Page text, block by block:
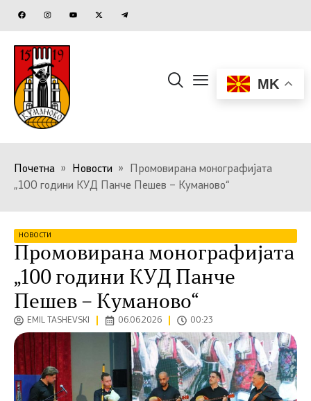
MK
Почетна » Новости »
Промовирана монографијата
„100 години КУД Панче Пешев – Куманово“
НОВОСТИ
Промовирана монографијата
„100 години КУД Панче
Пешев – Куманово“
EMIL TASHEVSKI 06.06.2026 00:23